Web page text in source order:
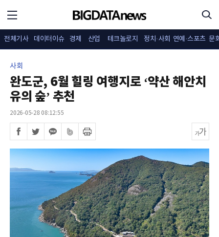
전체기사 데이터이슈 경제 산업 테크놀로지 정치·사회 연예·스포츠 문
사회
완도군, 6월 힐링 여행지로 ‘약산 해안치
유의 숲’ 추천
2026-05-28 08:12:55